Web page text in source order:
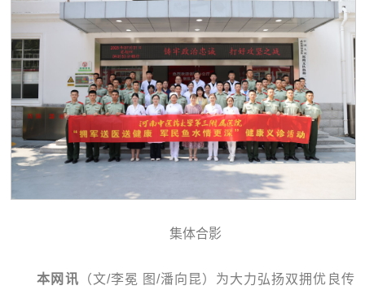
集体合影
本网讯 （文/李冕 图/潘向昆）为大力弘扬双拥优良传